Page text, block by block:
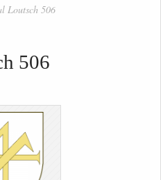
Loutsch 506
506